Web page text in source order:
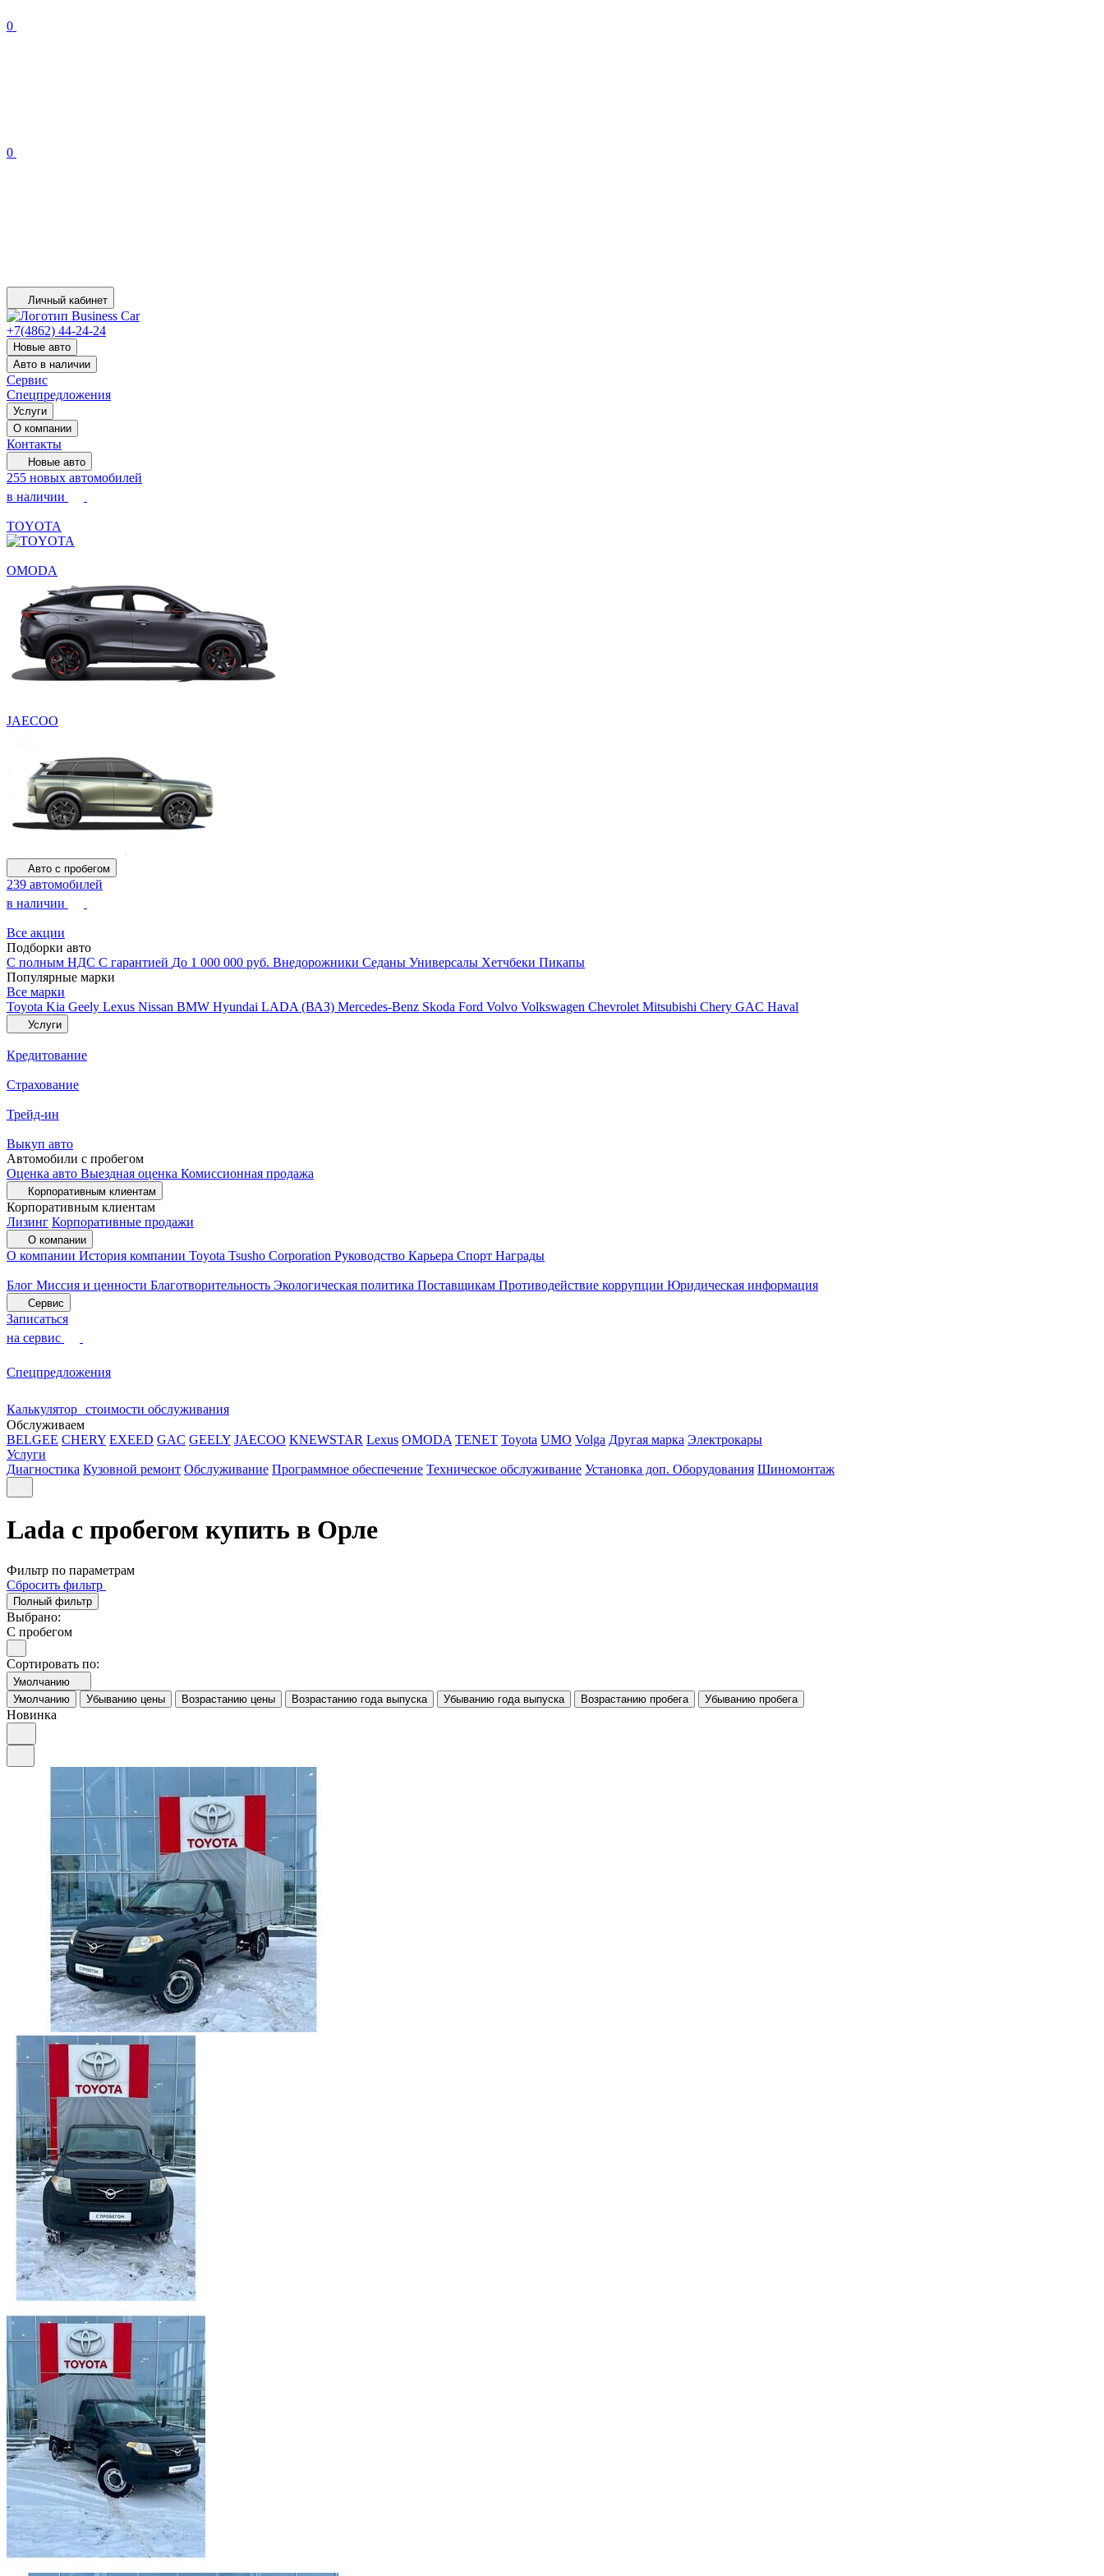
0
0
Личный кабинет
+7(4862) 44-24-24
Новые авто
Авто в наличии
Сервис
Спецпредложения
Услуги
О компании
Контакты
Новые авто
255 новых автомобилей
в наличии
TOYOTA
OMODA
JAECOO
Авто с пробегом
239 автомобилей
в наличии
Все акции
Подборки авто
С полным НДС С гарантией До 1 000 000 руб. Внедорожники Седаны Универсалы Хетчбеки Пикапы
Популярные марки
Все марки
Toyota Kia Geely Lexus Nissan BMW Hyundai LADA (ВАЗ) Mercedes-Benz Skoda Ford Volvo Volkswagen Chevrolet Mitsubishi Chery GAC Haval
Услуги
Кредитование
Страхование
Трейд-ин
Выкуп авто
Автомобили с пробегом
Оценка авто Выездная оценка Комиссионная продажа
Корпоративным клиентам
Корпоративным клиентам
Лизинг Корпоративные продажи
О компании
О компании История компании Toyota Tsusho Corporation Руководство Карьера Спорт Награды
Блог Миссия и ценности Благотворительность Экологическая политика Поставщикам Противодействие коррупции Юридическая информация
Сервис
Записаться
на сервис
Спецпредложения
Калькулятор стоимости обслуживания
Обслуживаем
BELGEE CHERY EXEED GAC GEELY JAECOO KNEWSTAR Lexus OMODA TENET Toyota UMO Volga Другая марка Электрокары
Услуги
Диагностика Кузовной ремонт Обслуживание Программное обеспечение Техническое обслуживание Установка доп. Оборудования Шиномонтаж
Lada с пробегом купить в Орле
Фильтр по параметрам
Сбросить фильтр
Полный фильтр
Выбрано:
С пробегом
Сортировать по:
Умолчанию
Умолчанию
Убыванию цены Возрастанию цены Возрастанию года выпуска Убыванию года выпуска Возрастанию пробега Убыванию пробега
Новинка